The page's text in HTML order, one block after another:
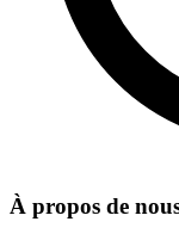
À propos de